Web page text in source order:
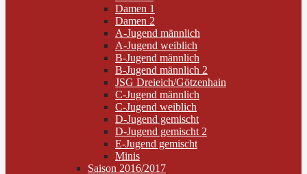
Damen 1
Damen 2
A-Jugend männlich
A-Jugend weiblich
B-Jugend männlich
B-Jugend männlich 2
JSG Dreieich/Götzenhain
C-Jugend männlich
C-Jugend weiblich
D-Jugend gemischt
D-Jugend gemischt 2
E-Jugend gemischt
Minis
Saison 2016/2017